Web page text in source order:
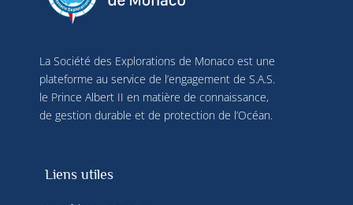
La Société des Explorations de Monaco est une
plateforme au service de l’engagement de S.A.S.
le Prince Albert II en matière de connaissance,
de gestion durable et de protection de l’Océan.
Liens utiles